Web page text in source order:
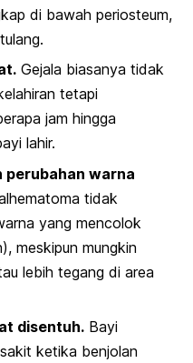
di bawah periosteum,
Gejala biasanya tidak
tetapi
jam hingga
lahir.
perubahan warna
tidak
yang mencolok
meskipun mungkin
lebih tegang di area
disentuh. Bayi
ketika benjolan